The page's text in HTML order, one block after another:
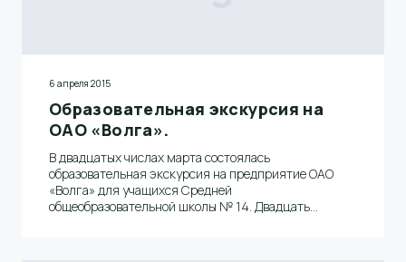
6 апреля 2015
Образовательная экскурсия на
ОАО «Волга».
В двадцатых числах марта состоялась
образовательная экскурсия на предприятие ОАО
«Волга» для учащихся Средней
общеобразовательной школы № 14. Двадцать